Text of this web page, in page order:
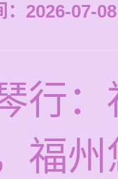
：2026-07-
行
福